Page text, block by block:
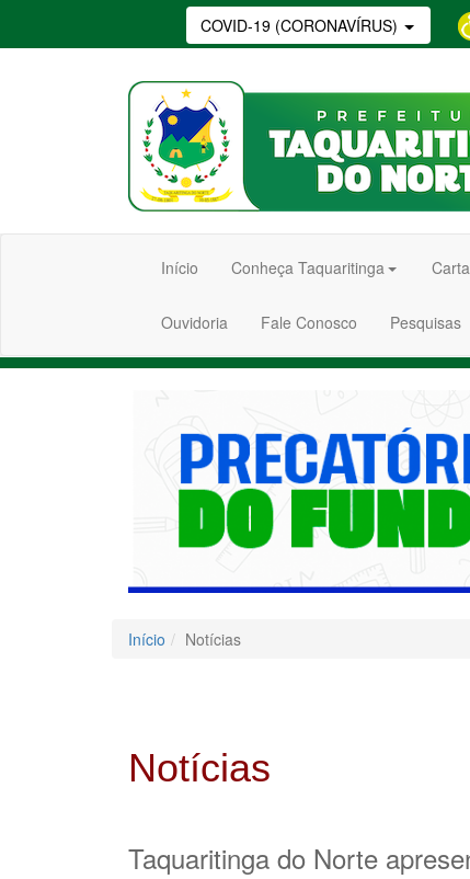
COVID-19 (CORONAVÍRUS)
Início Conheça Taquaritinga
Ouvidoria Fale Conosco Pesquisas
Início Notícias
Notícias
Taquaritinga do Norte